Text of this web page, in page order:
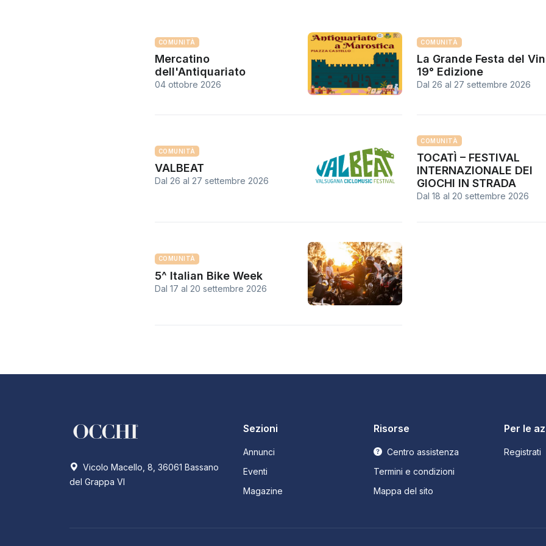
COMUNITÀ
Mercatino
dell'Antiquariato
04 ottobre 2026
COMUNITÀ
La Grande Festa del
19° Edizione
Dal 26 al 27 settembre 2026
COMUNITÀ
VALBEAT
Dal 26 al 27 settembre 2026
COMUNITÀ
TOCATÌ – FESTIVAL
INTERNAZIONALE DEI
GIOCHI IN STRADA
Dal 18 al 20 settembre 2026
COMUNITÀ
5^ Italian Bike Week
Dal 17 al 20 settembre 2026
Vicolo Macello, 8, 36061 Bassano
del Grappa VI
Sezioni
Annunci
Eventi
Magazine
Risorse
Centro assistenza
Termini e condizioni
Mappa del sito
Per le
Registrati